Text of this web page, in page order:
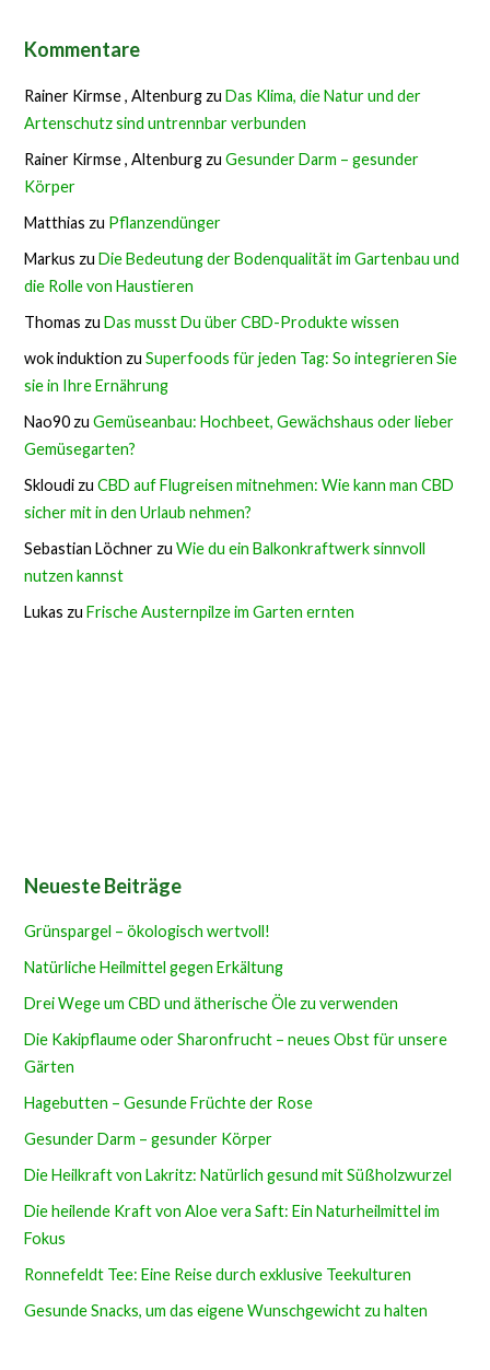
Kommentare
Rainer Kirmse , Altenburg zuDas Klima, die Natur und der
Artenschutz sind untrennbar verbunden
Rainer Kirmse , Altenburg zuGesunder Darm – gesunder
Körper
Matthias zu Pflanzendünger
Markus zuDie Bedeutung der Bodenqualität im Gartenbau und
die Rolle von Haustieren
Thomas zuDas musst Du über CBD-Produkte wissen
wok induktion zuSuperfoods für jeden Tag: So integrieren Sie
sie in Ihre Ernährung
Nao90 zuGemüseanbau: Hochbeet, Gewächshaus oder lieber
Gemüsegarten?
Skloudi zuCBD auf Flugreisen mitnehmen: Wie kann man CBD
sicher mit in den Urlaub nehmen?
Sebastian Löchner zuWie du ein Balkonkraftwerk sinnvoll
nutzen kannst
Lukas zuFrische Austernpilze im Garten ernten
Neueste Beiträge
Grünspargel – ökologisch wertvoll!
Natürliche Heilmittel gegen Erkältung
Drei Wege um CBD und ätherische Öle zu verwenden
Die Kakipflaume oder Sharonfrucht – neues Obst für unsere
Gärten
Hagebutten – Gesunde Früchte der Rose
Gesunder Darm – gesunder Körper
Die Heilkraft von Lakritz: Natürlich gesund mit Süßholzwurzel
Die heilende Kraft von Aloe vera Saft: Ein Naturheilmittel im
Fokus
Ronnefeldt Tee: Eine Reise durch exklusive Teekulturen
Gesunde Snacks, um das eigene Wunschgewicht zu halten